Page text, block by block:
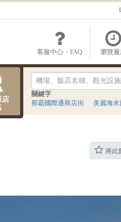
客服中心・FAQ 瀏覽履
店
關鍵字
那霸國際通商店街
美麗海水
將此